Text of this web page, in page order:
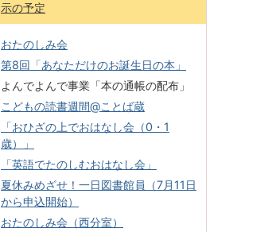
示の予定
おたのしみ会
第8回「あなただけのお誕生日の本」
よんでよんで事業「本の通帳の配布」
こどもの読書週間@ことば蔵
「おひざの上でおはなし会（0・1
歳）」
「英語でたのしむおはなし会」
夏休みめざせ！一日図書館員（7月11日
から申込開始）
おたのしみ会（西分室）